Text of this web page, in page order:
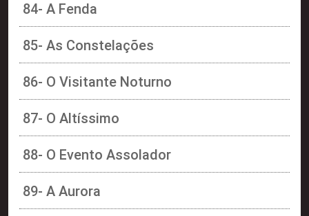
84- A Fenda
85- As Constelações
86- O Visitante Noturno
87- O Altíssimo
88- O Evento Assolador
89- A Aurora